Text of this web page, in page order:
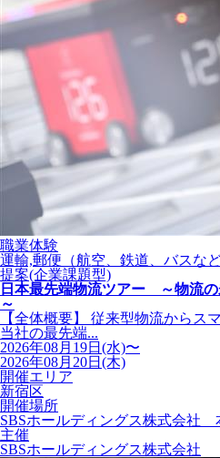
職業体験
運輸,郵便（航空、鉄道、バスなど
提案(企業課題型)
日本最先端物流ツアー ～物流の
～
【全体概要】 従来型物流からス
当社の最先端...
2026年08月19日(水)〜
2026年08月20日(木)
開催エリア
新宿区
開催場所
SBSホールディングス株式会社
主催
SBSホールディングス株式会社